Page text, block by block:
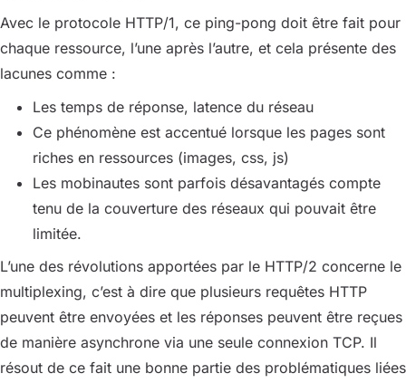
Avec le protocole HTTP/1, ce ping-pong doit être fait pour
chaque ressource, l’une après l’autre, et cela présente des
lacunes comme :
Les temps de réponse, latence du réseau
Ce phénomène est accentué lorsque les pages sont
riches en ressources (images, css, js)
Les mobinautes sont parfois désavantagés compte
tenu de la couverture des réseaux qui pouvait être
limitée.
L’une des révolutions apportées par le HTTP/2 concerne le
multiplexing, c’est à dire que plusieurs requêtes HTTP
peuvent être envoyées et les réponses peuvent être reçues
de manière asynchrone via une seule connexion TCP. Il
résout de ce fait une bonne partie des problématiques liées